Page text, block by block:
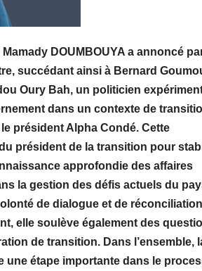
DOUMBOUYA a annoncé
succédant ainsi à Bernard
Oury Bah, un politicien
dans un contexte de
président Alpha Condé. Cette
président de la transition pour
approfondie des affaires
la gestion des défis actuels du
de dialogue et de réconciliation
elle soulève également des
de transition. Dans l’ensemble,
une étape importante dans le